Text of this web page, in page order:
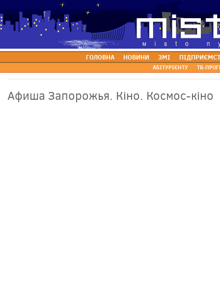
ГОЛОВНА НОВИНИ ЗМІ
АБІТУРІЄНТУ ТВ-
Афиша Запорожья. Кіно. Космос-кіно